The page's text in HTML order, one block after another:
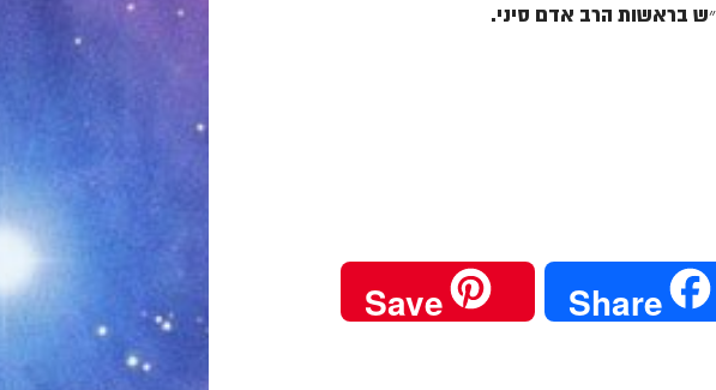
בראשות הרב אדם סיני.
Share
Save